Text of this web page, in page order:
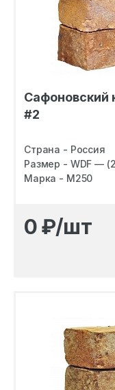
Сафоновский
#2
Страна - Россия
Размер - WDF —
Марка - M250
0₽/шт